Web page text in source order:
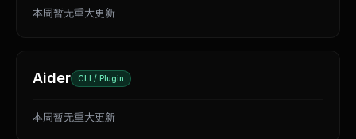
本周暂无重大更新
Aider CLI / Plugin
本周暂无重大更新